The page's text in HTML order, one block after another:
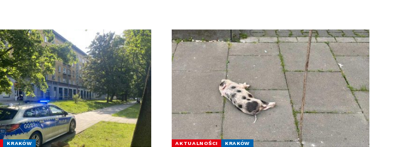
KRAKÓW AKTUALNOŚCI KRAKÓW